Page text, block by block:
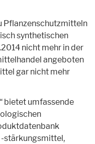
Pflanzenschutzmitteln
synthetischen
nicht mehr in der
angeboten
gar nicht mehr
bietet umfassende
stärkungsmittel,